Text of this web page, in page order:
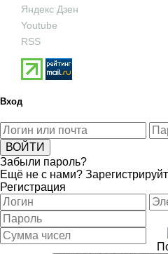
Яндекс Дзен
Youtube
RSS
Вход
Забыли пароль?
Ещё не с нами?
Регистрация